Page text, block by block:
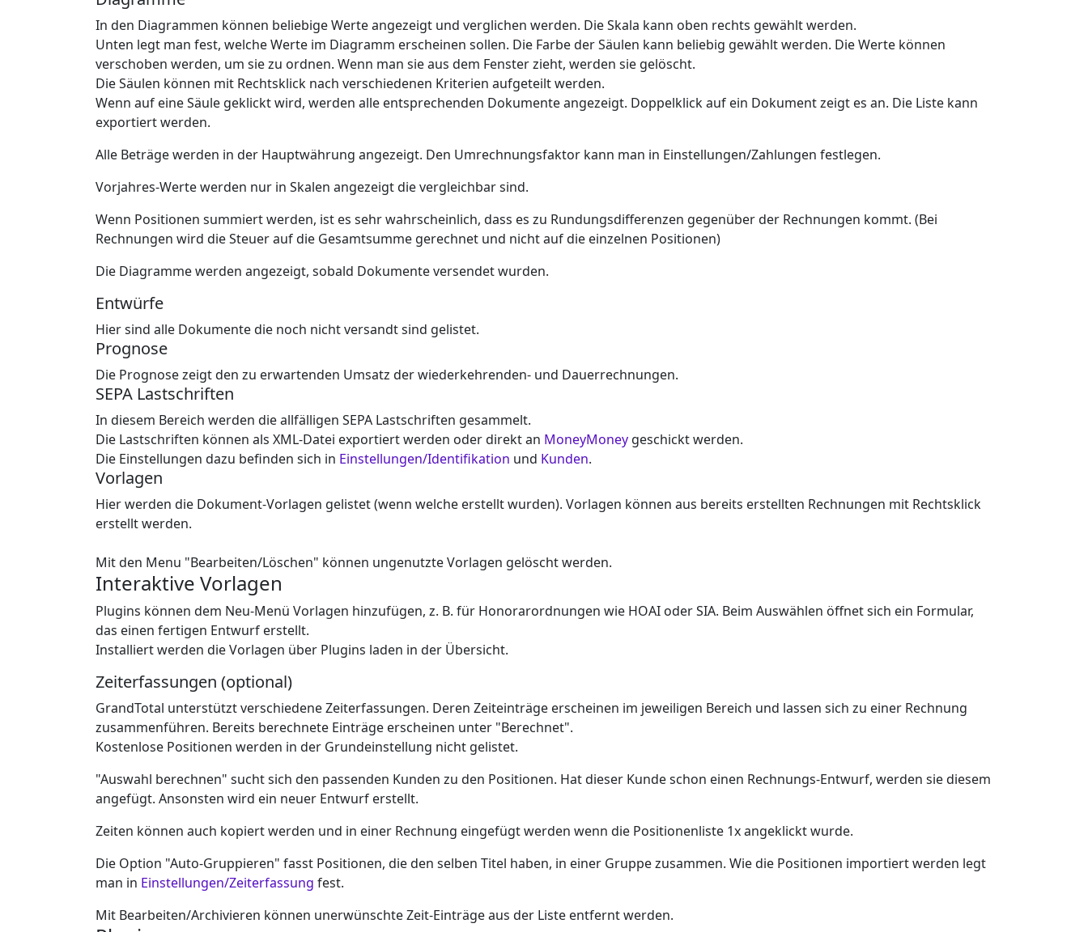
In den Diagrammen können beliebige Werte angezeigt und verglichen werden. Die Skala kann oben rechts gewählt werden.
Unten legt man fest, welche Werte im Diagramm erscheinen sollen. Die Farbe der Säulen kann beliebig gewählt werden. Die Werte können
verschoben werden, um sie zu ordnen. Wenn man sie aus dem Fenster zieht, werden sie gelöscht.
Die Säulen können mit Rechtsklick nach verschiedenen Kriterien aufgeteilt werden.
Wenn auf eine Säule geklickt wird, werden alle entsprechenden Dokumente angezeigt. Doppelklick auf ein Dokument zeigt es an. Die Liste kann
exportiert werden.
Alle Beträge werden in der Hauptwährung angezeigt. Den Umrechnungsfaktor kann man in Einstellungen/Zahlungen festlegen.
Vorjahres-Werte werden nur in Skalen angezeigt die vergleichbar sind.
Wenn Positionen summiert werden, ist es sehr wahrscheinlich, dass es zu Rundungsdifferenzen gegenüber der Rechnungen kommt. (Bei
Rechnungen wird die Steuer auf die Gesamtsumme gerechnet und nicht auf die einzelnen Positionen)
Die Diagramme werden angezeigt, sobald Dokumente versendet wurden.
Entwürfe
Hier sind alle Dokumente die noch nicht versandt sind gelistet.
Prognose
Die Prognose zeigt den zu erwartenden Umsatz der wiederkehrenden- und Dauerrechnungen.
SEPA Lastschriften
In diesem Bereich werden die allfälligen SEPA Lastschriften gesammelt.
Die Lastschriften können als XML-Datei exportiert werden oder direkt an MoneyMoney geschickt werden.
Die Einstellungen dazu befinden sich in Einstellungen/Identifikation und Kunden.
Vorlagen
Hier werden die Dokument-Vorlagen gelistet (wenn welche erstellt wurden). Vorlagen können aus bereits erstellten Rechnungen mit Rechtsklick
erstellt werden.
Mit den Menu "Bearbeiten/Löschen" können ungenutzte Vorlagen gelöscht werden.
Interaktive Vorlagen
Plugins können dem Neu-Menü Vorlagen hinzufügen, z. B. für Honorarordnungen wie HOAI oder SIA. Beim Auswählen öffnet sich ein Formular,
das einen fertigen Entwurf erstellt.
Installiert werden die Vorlagen über Plugins laden in der Übersicht.
Zeiterfassungen (optional)
GrandTotal unterstützt verschiedene Zeiterfassungen. Deren Zeiteinträge erscheinen im jeweiligen Bereich und lassen sich zu einer Rechnung
zusammenführen. Bereits berechnete Einträge erscheinen unter "Berechnet".
Kostenlose Positionen werden in der Grundeinstellung nicht gelistet.
"Auswahl berechnen" sucht sich den passenden Kunden zu den Positionen. Hat dieser Kunde schon einen Rechnungs-Entwurf, werden sie diesem
angefügt. Ansonsten wird ein neuer Entwurf erstellt.
Zeiten können auch kopiert werden und in einer Rechnung eingefügt werden wenn die Positionenliste 1x angeklickt wurde.
Die Option "Auto-Gruppieren" fasst Positionen, die den selben Titel haben, in einer Gruppe zusammen. Wie die Positionen importiert werden legt
man in Einstellungen/Zeiterfassung fest.
Mit Bearbeiten/Archivieren können unerwünschte Zeit-Einträge aus der Liste entfernt werden.